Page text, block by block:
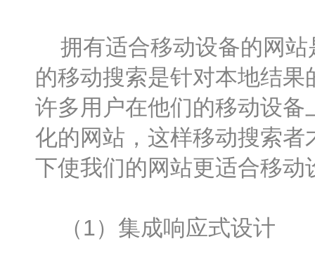
拥有适合移动设备的网站
的移动搜索是针对本地结
许多用户在他们的移动设
化的网站，这样移动搜索
下使我们的网站更适合移动
（1）集成响应式设计